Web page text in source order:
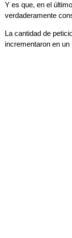
Y es que, en el
verdaderamente
La cantidad de
incrementaron en